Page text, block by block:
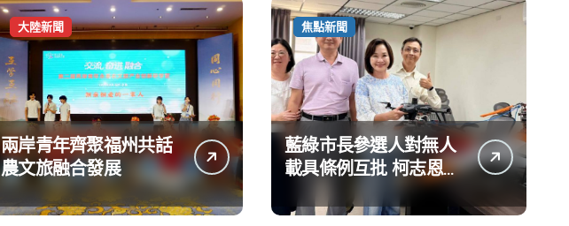
大陸新聞
兩岸青年齊聚福州共話
農文旅融合發展
焦點新聞
藍綠市長參選人對無人
載具條例互批 柯志恩：
國民黨版才是「國防
+產業」務實版